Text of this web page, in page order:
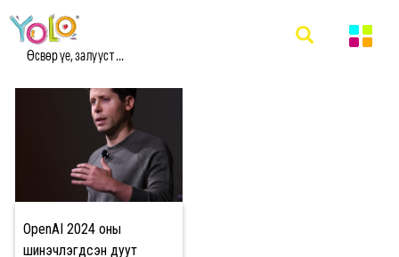
Өсвөр үе, залууст ...
#OPENAI 2024 МЭДЭЭ
OpenAI 2024 оны
шинэчлэгдсэн дуут